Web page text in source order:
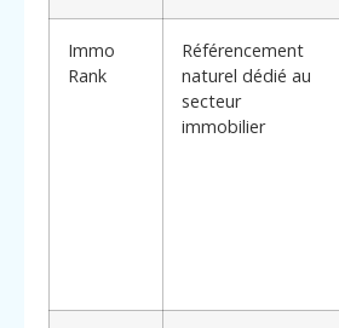
Immo
Rank
Référencement
naturel dédié au
secteur
immobilier